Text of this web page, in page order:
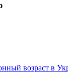
возраст в